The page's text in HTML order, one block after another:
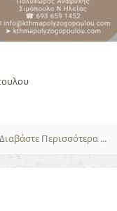
Διαβάστε Περισσότερα ...